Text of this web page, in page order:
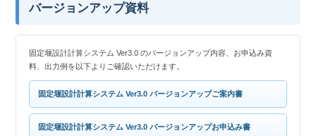
バージョンアップ資料
固定堰設計計算システム Ver3.0 のバージョンアップ内容、お申込み資
料、出力例を以下よりご確認いただけます。
固定堰設計計算システム Ver3.0 バージョンアップご案内書
固定堰設計計算システム Ver3.0 バージョンアップお申込み書